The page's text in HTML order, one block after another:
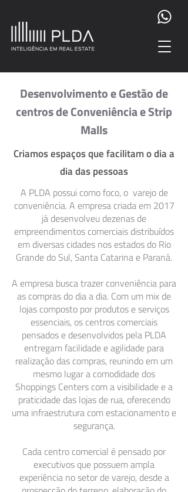
Desenvolvimento e Gestão de
centros de Conveniência e Strip
Malls
Criamos espaços que facilitam o dia a
dia das pessoas
A PLDA possui como foco, o varejo de
conveniência. A empresa criada em 2017
já desenvolveu dezenas de
empreendimentos comerciais distribuídos
em diversas cidades nos estados do Rio
Grande do Sul, Santa Catarina e Paraná.​
A empresa busca trazer conveniência para
as compras do dia a dia. Com um mix de
lojas composto por produtos e serviços
essenciais, os centros comerciais
pensados e desenvolvidos pela PLDA
entregam facilidade e agilidade para
realização das compras, reunindo em um
mesmo lugar a comodidade dos
Shoppings Centers com a visibilidade e a
praticidade das lojas de rua, oferecendo
uma infraestrutura com estacionamento e
segurança.
Cada centro comercial é pensado por
executivos que possuem ampla
experiência no setor de varejo, desde a